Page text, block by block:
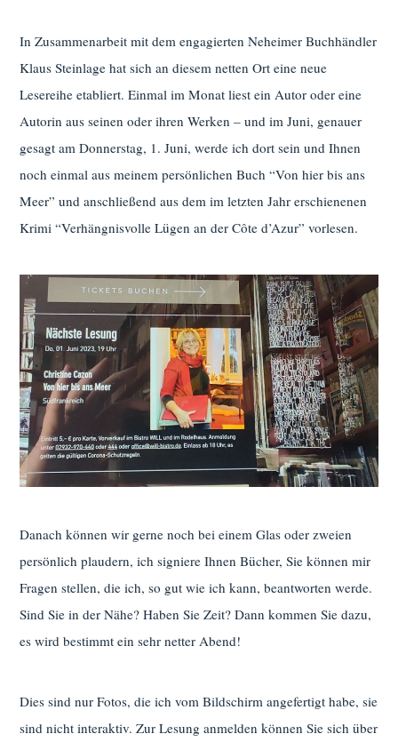
In Zusammenarbeit mit dem engagierten Neheimer Buchhändler
Klaus Steinlage hat sich an diesem netten Ort eine neue
Lesereihe etabliert. Einmal im Monat liest ein Autor oder eine
Autorin aus seinen oder ihren Werken – und im Juni, genauer
gesagt am Donnerstag, 1. Juni, werde ich dort sein und Ihnen
noch einmal aus meinem persönlichen Buch “Von hier bis ans
Meer” und anschließend aus dem im letzten Jahr erschienenen
Krimi “Verhängnisvolle Lügen an der Côte d’Azur” vorlesen.
Danach können wir gerne noch bei einem Glas oder zweien
persönlich plaudern, ich signiere Ihnen Bücher, Sie können mir
Fragen stellen, die ich, so gut wie ich kann, beantworten werde.
Sind Sie in der Nähe? Haben Sie Zeit? Dann kommen Sie dazu,
es wird bestimmt ein sehr netter Abend!
Dies sind nur Fotos, die ich vom Bildschirm angefertigt habe, sie
sind nicht interaktiv. Zur Lesung anmelden können Sie sich über